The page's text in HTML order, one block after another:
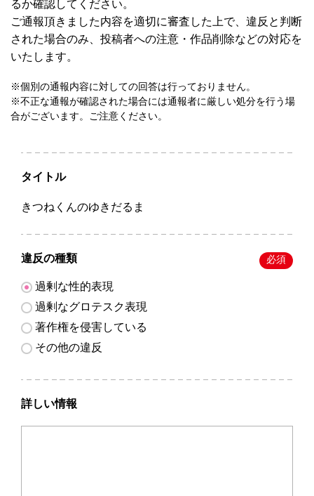
るか確認してください。
ご通報頂きました内容を適切に審査した上で、違反と判断
された場合のみ、投稿者への注意・作品削除などの対応を
いたします。
※個別の通報内容に対しての回答は行っておりません。
※不正な通報が確認された場合には通報者に厳しい処分を行う場
合がございます。ご注意ください。
タイトル
きつねくんのゆきだるま
違反の種類 必須
過剰な性的表現
過剰なグロテスク表現
著作権を侵害している
その他の違反
詳しい情報